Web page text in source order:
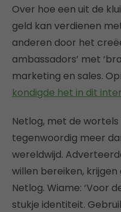
Over hoe een uit de
geld kan verdienen
anderen door het
ambassadors’ met
marketing en sales.
kondigde het in dit
Netlog, met de wortels
tegenwoordig meer
wereldwijd.
willen bereiken,
Netlog. Wiame: ‘Voor
stukje identiteit.